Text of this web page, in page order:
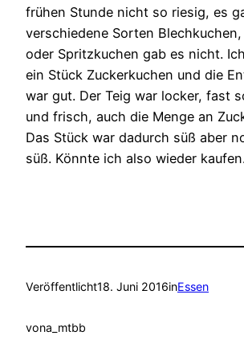
frühen Stunde nicht so riesig, es
verschiedene Sorten
oder Spritzkuchen gab es nicht.
ein Stück Zuckerkuchen und die
war gut. Der Teig war locker, fast
und frisch, auch die Menge an
Das Stück war dadurch süß aber
süß. Könnte ich also wieder kaufen.
Veröffentlicht18. Juni 2016inEssen
vona_mtbb